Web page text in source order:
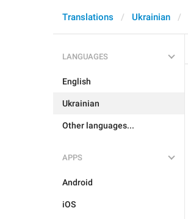
Translations Ukrainian
LANGUAGES
English
Ukrainian
Other languages...
APPS
Android
iOS